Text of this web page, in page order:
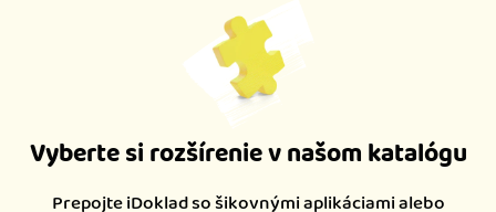
Vyberte si rozšírenie v našom katalógu
Prepojte iDoklad so šikovnými aplikáciami alebo